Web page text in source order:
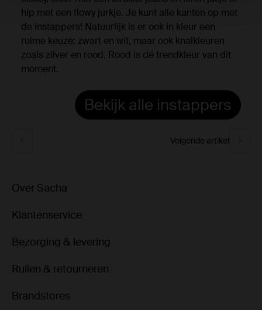
hip met een flowy jurkje. Je kunt alle kanten op met
de instappers! Natuurlijk is er ook in kleur een
ruime keuze: zwart en wit, maar ook knalkleuren
zoals zilver en rood. Rood is dé trendkleur van dit
moment.
Bekijk alle instappers
Volgende artikel
Over Sacha
Klantenservice
Bezorging & levering
Ruilen & retourneren
Brandstores